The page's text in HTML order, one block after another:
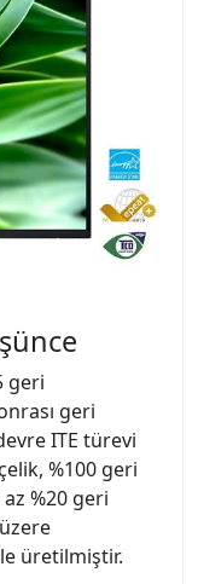
geri
geri
ITE türevi
%100 geri
%20 geri
üretilmiştir.